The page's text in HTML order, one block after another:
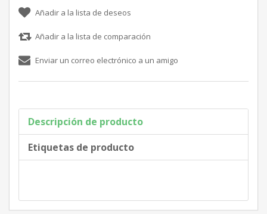
Descripción de producto
Etiquetas de producto